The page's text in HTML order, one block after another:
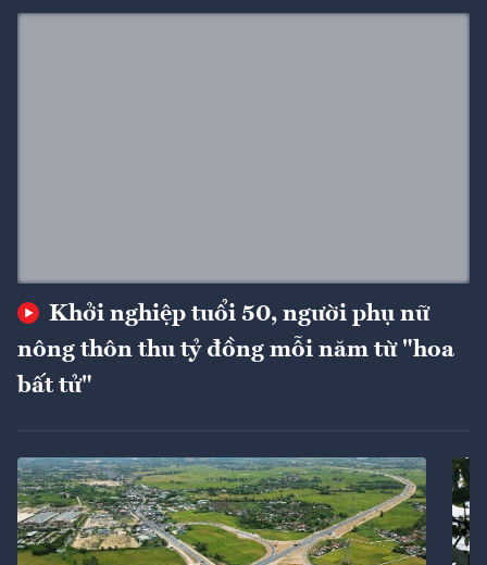
Khởi nghiệp tuổi 50, người phụ nữ
nông thôn thu tỷ đồng mỗi năm từ "hoa
bất tử"